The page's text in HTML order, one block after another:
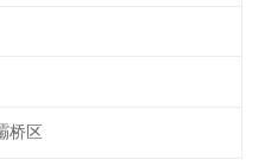
桥区